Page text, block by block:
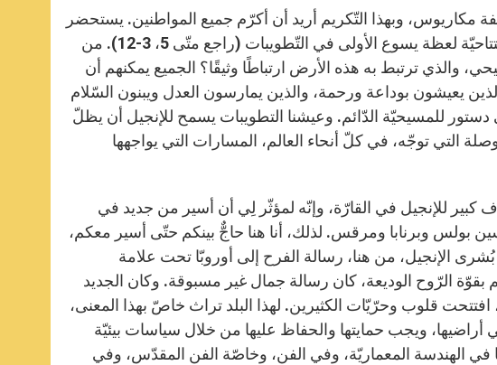
مكاريوس، وبهذا التّكريم أريد أن أكرّم جميع المواطنين. يستحضر
اسمه، مكاريوس (ومعنى اسمه الطوباوي)، الكلمات الافتتاحيّة لعظة يسوع الأولى في التّطويبات (راجع متّى 5، 3-12). من
والذي ترتبط به هذه الأرض ارتباطًا وثيقًا؟ الجميع يمكنهم أن
يعيشون بوداعة ورحمة، والذين يمارسون العدل ويبنون السّلام
دستور للمسيحيّة الدّائم. وعيشنا التطويبات يسمح للإنجيل أن يظلّ
التي توجّه، في كلّ أنحاء العالم، المسارات التي يواجهها
كبير للإنجيل في القارّة، وإنّه لمؤثّر لِي أن أسير من جديد في
بولس وبرنابا ومرقس. لذلك، أنا هنا حاجٌّ بينكم حتّى أسير معكم،
الإنجيل، من هنا، رسالة الفرح إلى أوروبّا تحت علامة
بقوّة الرّوح الوديعة، كان رسالة جمال غير مسبوقة. وكان الجديد
قلوب وحرّيّات الكثيرين. لهذا البلد تراث خاصّ بهذا المعنى،
ويجب حمايتها والحفاظ عليها من خلال سياسات بيئيّة
في الهندسة المعماريّة، وفي الفن، وخاصّة الفن المقدّس، وفي